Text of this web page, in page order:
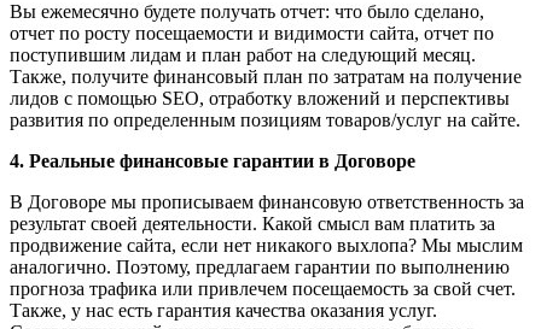
Вы ежемесячно будете получать отчет: что было сделано,
отчет по росту посещаемости и видимости сайта, отчет по
поступившим лидам и план работ на следующий месяц.
Также, получите финансовый план по затратам на получение
лидов с помощью SEO, отработку вложений и перспективы
развития по определенным позициям товаров/услуг на сайте.
4. Реальные финансовые гарантии в Договоре
В Договоре мы прописываем финансовую ответственность за
результат своей деятельности. Какой смысл вам платить за
продвижение сайта, если нет никакого выхлопа? Мы мыслим
аналогично. Поэтому, предлагаем гарантии по выполнению
прогноза трафика или привлечем посещаемость за свой счет.
Также, у нас есть гарантия качества оказания услуг.